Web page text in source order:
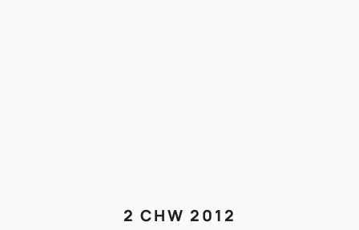
2 CHW 2012